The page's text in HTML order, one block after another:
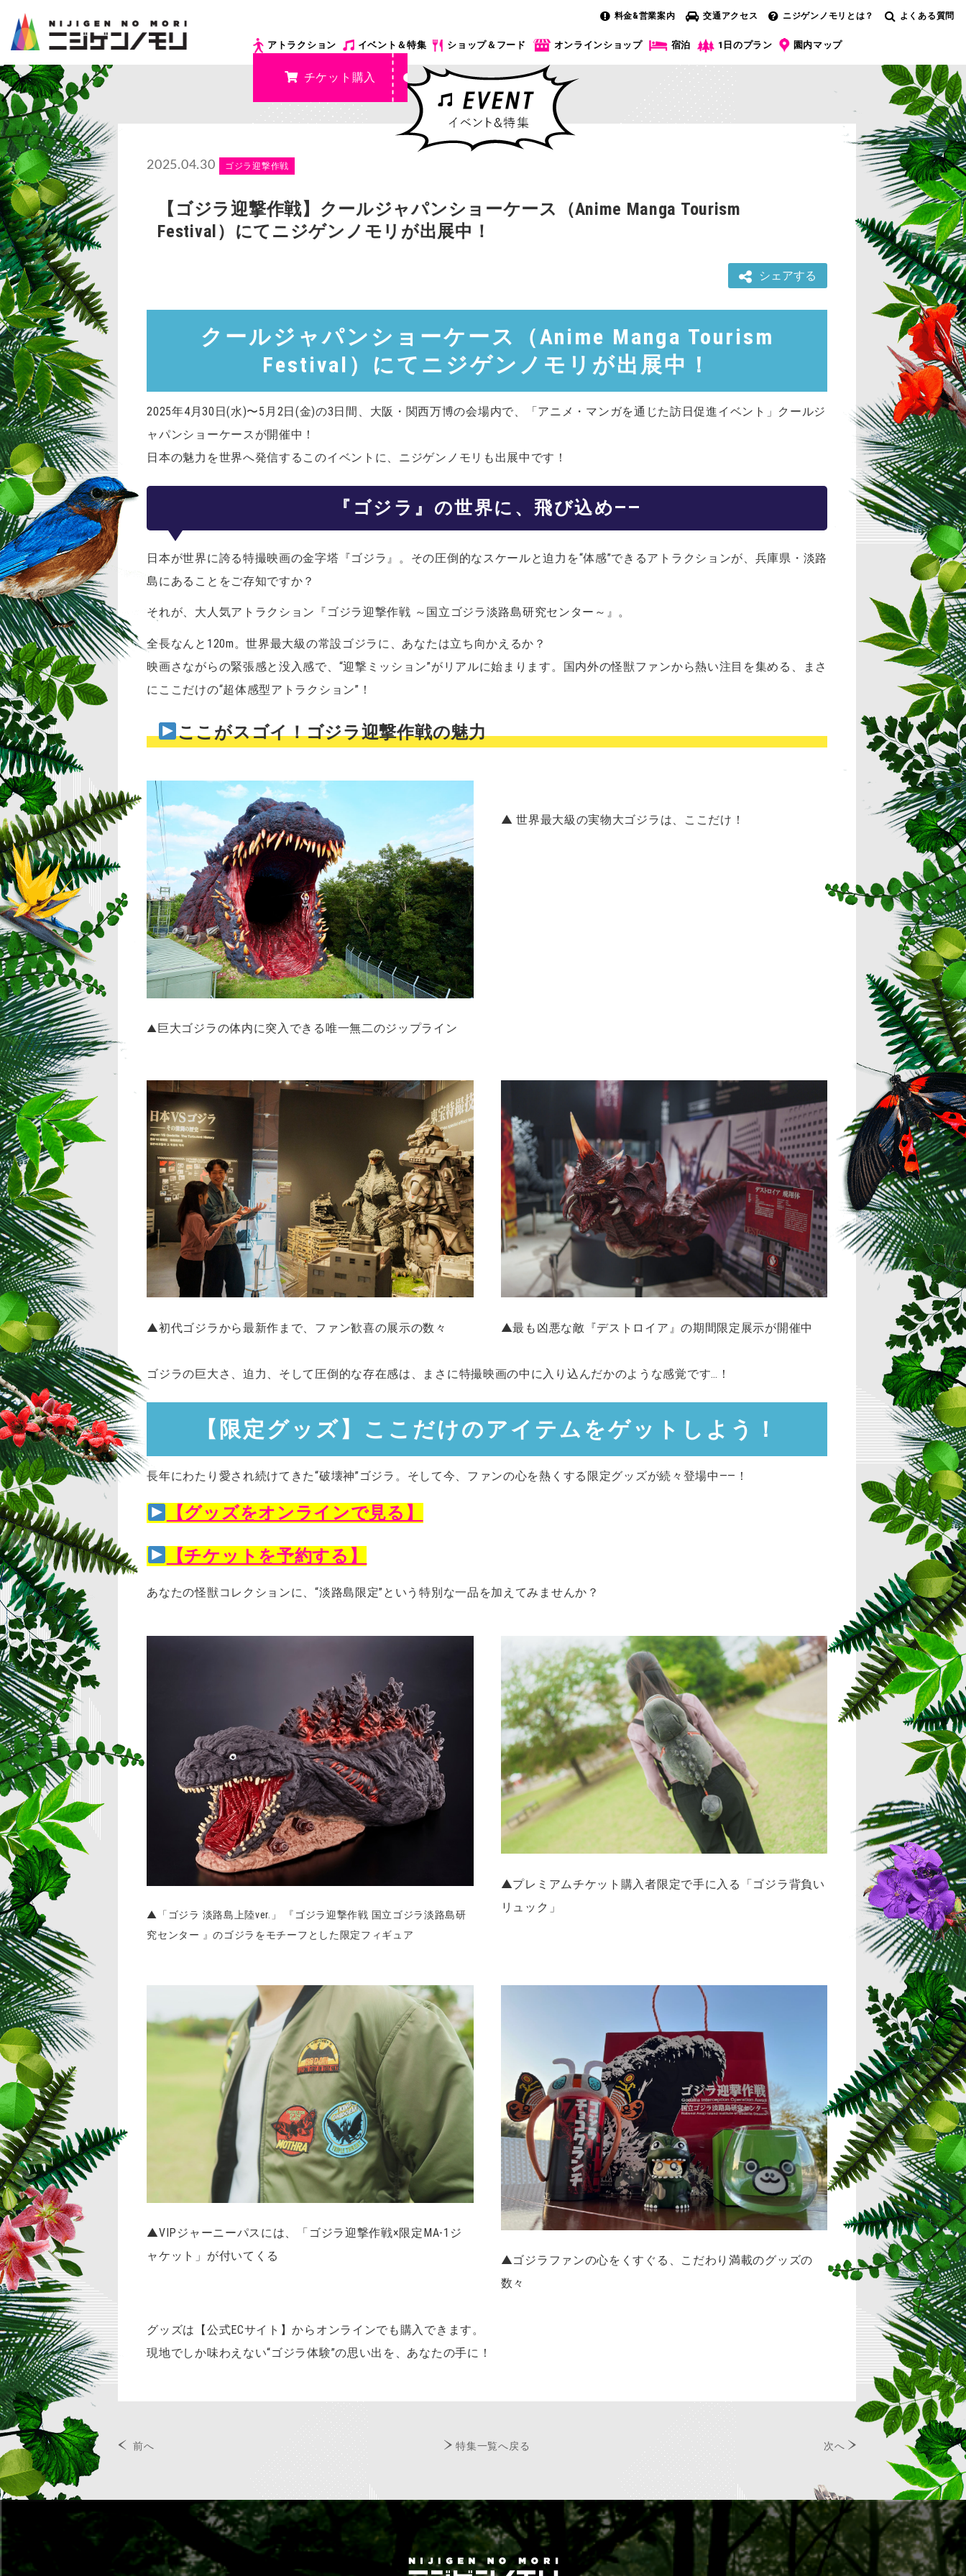
料金&営業案内 交通アクセス ニジゲンノモリとは？ よくある質問
アトラクション イベント＆特集 ショップ＆フード オンラインショップ 宿泊 1日のプラン 園内マップ
チケット購入
2025.04.30 ゴジラ迎撃作戦
【ゴジラ迎撃作戦】クールジャパンショーケース（Anime Manga Tourism
Festival）にてニジゲンノモリが出展中！
シェアする
クールジャパンショーケース（Anime Manga Tourism
Festival）にてニジゲンノモリが出展中！
2025年4月30日(水)〜5月2日(金)の3日間、大阪・関西万博の会場内で、「アニメ・マンガを通じた訪日促進イベント」クールジ
ャパンショーケースが開催中！
日本の魅力を世界へ発信するこのイベントに、ニジゲンノモリも出展中です！
『ゴジラ』の世界に、飛び込め——
日本が世界に誇る特撮映画の金字塔『ゴジラ』。その圧倒的なスケールと迫力を“体感”できるアトラクションが、兵庫県・淡路
島にあることをご存知ですか？
それが、大人気アトラクション 『ゴジラ迎撃作戦 ～国立ゴジラ淡路島研究センター～』。
全長なんと120m。世界最大級の常設ゴジラに、あなたは立ち向かえるか？
映画さながらの緊張感と没入感で、“迎撃ミッション”がリアルに始まります。国内外の怪獣ファンから熱い注目を集める、まさ
にここだけの“超体感型アトラクション”！
ここがスゴイ！ゴジラ迎撃作戦の魅力
▲巨大ゴジラの体内に突入できる唯一無二のジップライン
▲ 世界最大級の実物大ゴジラは、ここだけ！
▲初代ゴジラから最新作まで、ファン歓喜の展示の数々 ▲最も凶悪な敵『デストロイア』の期間限定展示が開催中
ゴジラの巨大さ、迫力、そして圧倒的な存在感は、まさに特撮映画の中に入り込んだかのような感覚です…！
【限定グッズ】ここだけのアイテムをゲットしよう！
長年にわたり愛され続けてきた“破壊神”ゴジラ。 そして今、ファンの心を熱くする限定グッズが続々登場中——！
【グッズをオンラインで見る】
【チケットを予約する】
あなたの怪獣コレクションに、“淡路島限定”という特別な一品を加えてみませんか？
▲「ゴジラ 淡路島上陸ver.」 『ゴジラ迎撃作戦 国立ゴジラ淡路島研
究センター 』のゴジラをモチーフとした限定フィギュア
▲プレミアムチケット購入者限定で手に入る「ゴジラ背負い
リュック」
▲VIPジャーニーパスには、「ゴジラ迎撃作戦×限定MA-1ジ
ャケット」が付いてくる
▲ゴジラファンの心をくすぐる、こだわり満載のグッズの
数々
グッズは【公式ECサイト】からオンラインでも購入できます。
現地でしか味わえない“ゴジラ体験”の思い出を、あなたの手に！
前へ 特集一覧へ戻る 次へ